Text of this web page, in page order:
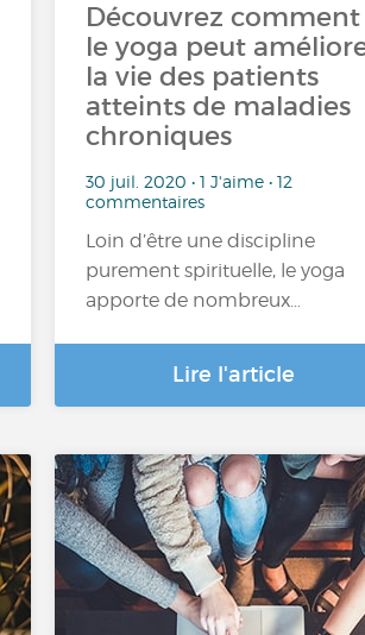
Découvrez comment
le yoga peut
la vie des patients
atteints de maladies
chroniques
30 juil. 2020 • 1 J'aime • 12
commentaires
Loin d’être une discipline
purement spirituelle, le yoga
apporte de nombreux…
Lire l'article